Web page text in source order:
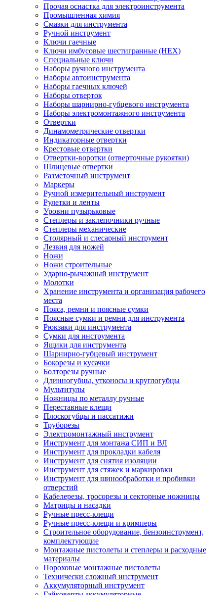
Прочая оснастка для электроинструмента
Промышленная химия
Смазки для инструмента
Ручной инструмент
Ключи гаечные
Ключи имбусовые шестигранные (HEX)
Специальные ключи
Наборы ручного инструмента
Наборы автоинструмента
Наборы гаечных ключей
Наборы отверток
Наборы шарнирно-губцевого инструмента
Наборы электромонтажного инструмента
Отвертки
Динамометрические отвертки
Индикаторные отвертки
Крестовые отвертки
Отвертки-воротки (отверточные рукоятки)
Шлицевые отвертки
Разметочный инструмент
Маркеры
Ручной измерительный инструмент
Рулетки и ленты
Уровни пузырьковые
Степлеры и заклепочники ручные
Степлеры механические
Столярный и слесарный инструмент
Лезвия для ножей
Ножи
Ножи строительные
Ударно-рычажный инструмент
Молотки
Хранение инструмента и организация рабочего
места
Пояса, ремни и поясные сумки
Поясные сумки и ремни для инструмента
Рюкзаки для инструмента
Сумки для инструмента
Ящики для инструмента
Шарнирно-губцевый инструмент
Бокорезы и кусачки
Болторезы ручные
Длинногубцы, утконосы и круглогубцы
Мультитулы
Ножницы по металлу ручные
Переставные клещи
Плоскогубцы и пассатижи
Труборезы
Электромонтажный инструмент
Инструмент для монтажа СИП и ВЛ
Инструмент для прокладки кабеля
Инструмент для снятия изоляции
Инструмент для стяжек и маркировки
Инструмент для шинообработки и пробивки
отверстий
Кабелерезы, тросорезы и секторные ножницы
Матрицы и насадки
Ручные пресс-клещи
Ручные пресс-клещи и кримперы
Строительное оборудование, бензоинструмент,
комплектующие
Монтажные пистолеты и степлеры и расходные
материалы
Пороховые монтажные пистолеты
Технически сложный инструмент
Аккумуляторный инструмент